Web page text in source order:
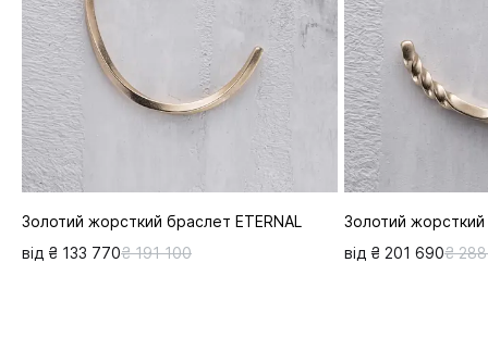
Золотий жорсткий браслет ETERNAL
від ₴ 133 770₴ 191 100
Золотий жорсткий
від ₴ 201 690₴